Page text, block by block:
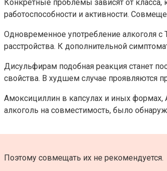
Конкретные проблемы зависят от класса,
работоспособности и активности.
Одновременное употребление алкоголя
расстройства. К дополнительной
Дисульфирам подобная реакция станет
свойства. В худшем случае проявляются
Амоксициллин в капсулах и иных формах,
алкоголь на совместимость, было
Поэтому совмещать их не рекомендуется.